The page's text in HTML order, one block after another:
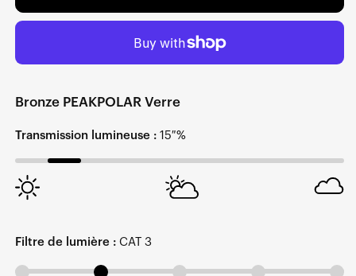
Bronze PEAKPOLAR Verre
Transmission lumineuse : 15 %
Filtre de lumière : CAT 3